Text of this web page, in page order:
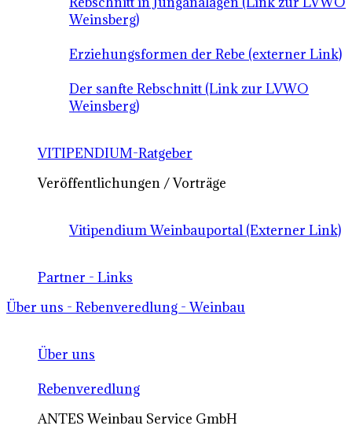
Weinsberg)
Erziehungsformen der Rebe (externer Link)
Der sanfte Rebschnitt (Link zur LVWO
Weinsberg)
VITIPENDIUM-Ratgeber
Veröffentlichungen / Vorträge
Vitipendium Weinbauportal (Externer Link)
Partner - Links
Über uns - Rebenveredlung - Weinbau
Über uns
Rebenveredlung
ANTES Weinbau Service GmbH